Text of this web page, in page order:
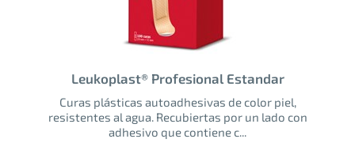
Leukoplast® Profesional Estandar
Curas plásticas autoadhesivas de color piel,
resistentes al agua. Recubiertas por un lado con
adhesivo que contiene c...